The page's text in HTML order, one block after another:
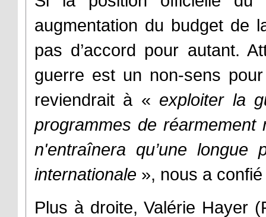
augmentation du budget de
pas d’accord pour autant.
guerre est un non-sens
reviendrait à « exploiter la
programmes de
n'entraînera qu’une longue
internationale », nous a
Plus à droite, Valérie Hayer